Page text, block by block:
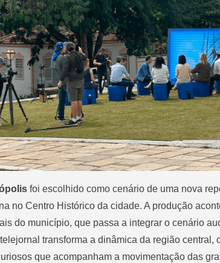
foi escolhido como cenário de uma nova
no Centro Histórico da cidade. A produção
do município, que passa a integrar o cenário
transforma a dinâmica da região
que acompanham a movimentação das